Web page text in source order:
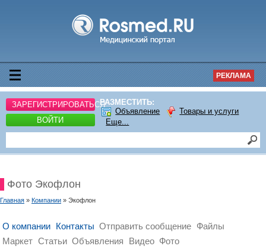
РЕКЛАМА
ЗАРЕГИСТРИРОВАТЬСЯ
ВОЙТИ
РАЗМЕСТИТЬ:
Объявление
Товары и услуги
Еще...
Фото Экофлон
Главная » Компании » Экофлон
О компании Контакты Отправить сообщение Файлы
Маркет Статьи Объявления Видео Фото